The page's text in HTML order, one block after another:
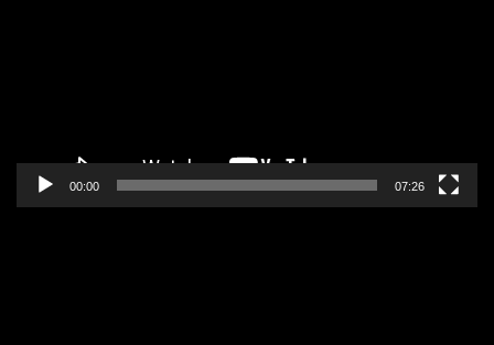
00:00 07:26